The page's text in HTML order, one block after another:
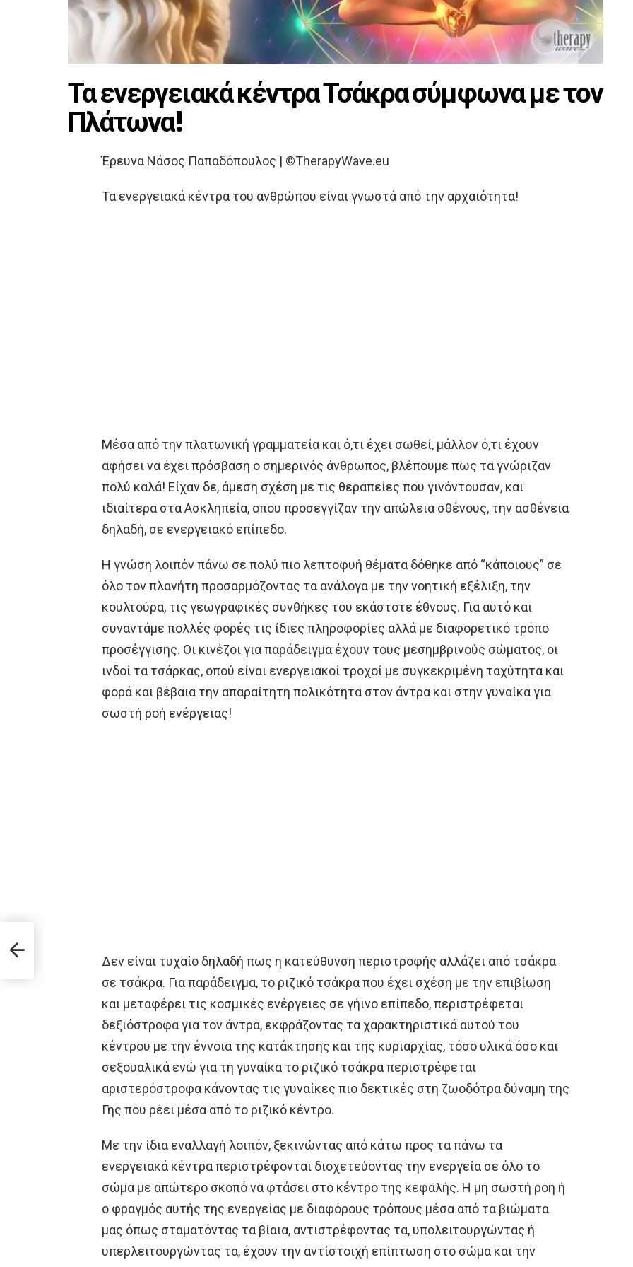
Τα ενεργειακά κέντρα Τσάκρα σύμφωνα με τον
Πλάτωνα!
Έρευνα Νάσος Παπαδόπουλος | ©TherapyWave.eu
Τα ενεργειακά κέντρα του ανθρώπου είναι γνωστά από την αρχαιότητα!
Μέσα από την πλατωνική γραμματεία και ό,τι έχει σωθεί, μάλλον ό,τι έχουν
αφήσει να έχει πρόσβαση ο σημερινός άνθρωπος, βλέπουμε πως τα γνώριζαν
πολύ καλά! Είχαν δε, άμεση σχέση με τις θεραπείες που γινόντουσαν, και
ιδιαίτερα στα Ασκληπεία, οπου προσεγγίζαν την απώλεια σθένους, την ασθένεια
δηλαδή, σε ενεργειακό επίπεδο.
Η γνώση λοιπόν πάνω σε πολύ πιο λεπτοφυή θέματα δόθηκε από “κάποιους” σε
όλο τον πλανήτη προσαρμόζοντας τα ανάλογα με την νοητική εξέλιξη, την
κουλτούρα, τις γεωγραφικές συνθήκες του εκάστοτε έθνους. Για αυτό και
συναντάμε πολλές φορές τις ίδιες πληροφορίες αλλά με διαφορετικό τρόπο
προσέγγισης. Οι κινέζοι για παράδειγμα έχουν τους μεσημβρινούς σώματος, οι
ινδοί τα τσάρκας, οπού είναι ενεργειακοί τροχοί με συγκεκριμένη ταχύτητα και
φορά και βέβαια την απαραίτητη πολικότητα στον άντρα και στην γυναίκα για
σωστή ροή ενέργειας!
Δεν είναι τυχαίο δηλαδή πως η κατεύθυνση περιστροφής αλλάζει από τσάκρα
σε τσάκρα. Για παράδειγμα, το ριζικό τσάκρα που έχει σχέση με την επιβίωση
και μεταφέρει τις κοσμικές ενέργειες σε γήινο επίπεδο, περιστρέφεται
δεξιόστροφα για τον άντρα, εκφράζοντας τα χαρακτηριστικά αυτού του
κέντρου με την έννοια της κατάκτησης και της κυριαρχίας, τόσο υλικά όσο και
σεξουαλικά ενώ για τη γυναίκα το ριζικό τσάκρα περιστρέφεται
αριστερόστροφα κάνοντας τις γυναίκες πιο δεκτικές στη ζωοδότρα δύναμη της
Γης που ρέει μέσα από το ριζικό κέντρο.
Με την ίδια εναλλαγή λοιπόν, ξεκινώντας από κάτω προς τα πάνω τα
ενεργειακά κέντρα περιστρέφονται διοχετεύοντας την ενεργεία σε όλο το
σώμα με απώτερο σκοπό να φτάσει στο κέντρο της κεφαλής. Η μη σωστή ροη ή
ο φραγμός αυτής της ενεργείας με διαφόρους τρόπους μέσα από τα βιώματα
μας όπως σταματόντας τα βίαια, αντιστρέφοντας τα, υπολειτουργώντας ή
υπερλειτουργώντας τα, έχουν την αντίστοιχή επίπτωση στο σώμα και την
να